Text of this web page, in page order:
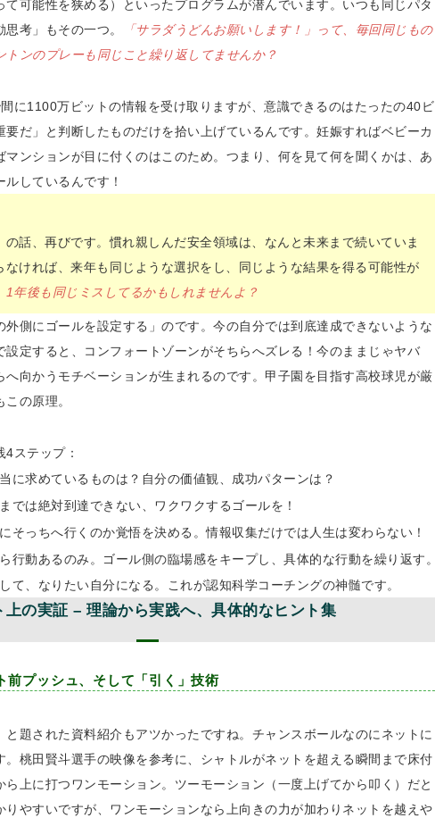
て可能性を狭める）といったプログラムが潜んでいます。いつも同じパタ
考」もその一つ。
「サラダうどんお願いします！」って、毎回同じもの
ンのプレーも同じこと繰り返してませんか？
に1100万ビットの情報を受け取りますが、意識できるのはたったの40ビ
要だ」と判断したものだけを拾い上げているんです。妊娠すればベビーカ
マンションが目に付くのはこのため。つまり、何を見て何を聞くかは、あ
しているんです！
の話、再びです。慣れ親しんだ安全領域は、なんと未来まで続いていま
なければ、来年も同じような選択をし、同じような結果を得る可能性が
1年後も同じミスしてるかもしれませんよ？
外側にゴールを設定する」のです。今の自分では到底達成できないような
設定すると、コンフォートゾーンがそちらへズレる！今のままじゃヤバ
へ向かうモチベーションが生まれるのです。甲子園を目指す高校球児が厳
の原理。
ステップ：
に求めているものは？自分の価値観、成功パターンは？
では絶対到達できない、ワクワクするゴールを！
そっちへ行くのか覚悟を決める。情報収集だけでは人生は変わらない！
行動あるのみ。ゴール側の臨場感をキープし、具体的な行動を繰り返す。
て、なりたい自分になる。これが認知科学コーチングの神髄です。
上の実証 – 理論から実践へ、具体的なヒント集
前プッシュ、そして「引く」技術
と題された資料紹介もアツかったですね。チャンスボールなのにネットに
桃田賢斗選手の映像を参考に、シャトルがネットを超える瞬間まで床付
上に打つワンモーション。ツーモーション（一度上げてから叩く）だと
りやすいですが、ワンモーションなら上向きの力が加わりネットを越えや